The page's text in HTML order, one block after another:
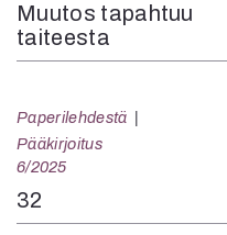
Muutos tapahtuu
taiteesta
Paperilehdestä
Pääkirjoitus
6/2025
32